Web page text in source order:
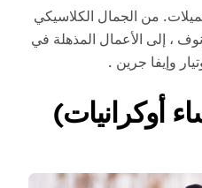
من الجمال الكلاسيكي
، إلى الأعمال المذهلة في
وإيفا جرين .